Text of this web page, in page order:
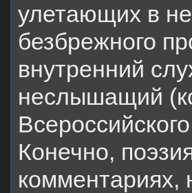
улетающих в
безбрежного
внутренний
неслышащий
Конечно,
комментариях,